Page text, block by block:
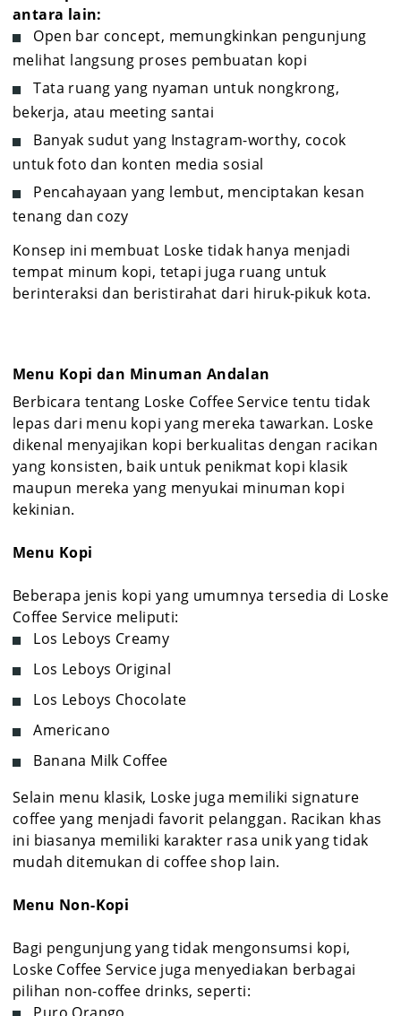
antara lain:
Open bar concept, memungkinkan pengunjung
melihat langsung proses pembuatan kopi
Tata ruang yang nyaman untuk nongkrong,
bekerja, atau meeting santai
Banyak sudut yang Instagram-worthy, cocok
untuk foto dan konten media sosial
Pencahayaan yang lembut, menciptakan kesan
tenang dan cozy
Konsep ini membuat Loske tidak hanya menjadi
tempat minum kopi, tetapi juga ruang untuk
berinteraksi dan beristirahat dari hiruk-pikuk kota.
Menu Kopi dan Minuman Andalan
Berbicara tentang Loske Coffee Service tentu tidak
lepas dari menu kopi yang mereka tawarkan. Loske
dikenal menyajikan kopi berkualitas dengan racikan
yang konsisten, baik untuk penikmat kopi klasik
maupun mereka yang menyukai minuman kopi
kekinian.
Menu Kopi
Beberapa jenis kopi yang umumnya tersedia di Loske
Coffee Service meliputi:
Los Leboys Creamy
Los Leboys Original
Los Leboys Chocolate
Americano
Banana Milk Coffee
Selain menu klasik, Loske juga memiliki signature
coffee yang menjadi favorit pelanggan. Racikan khas
ini biasanya memiliki karakter rasa unik yang tidak
mudah ditemukan di coffee shop lain.
Menu Non-Kopi
Bagi pengunjung yang tidak mengonsumsi kopi,
Loske Coffee Service juga menyediakan berbagai
pilihan non-coffee drinks, seperti: